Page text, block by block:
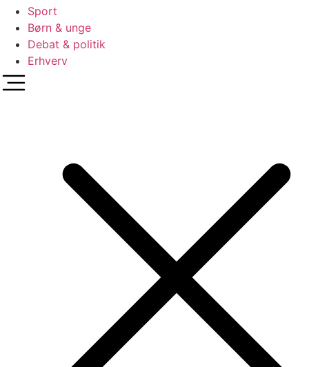
Sport
Børn & unge
Debat & politik
Erhverv